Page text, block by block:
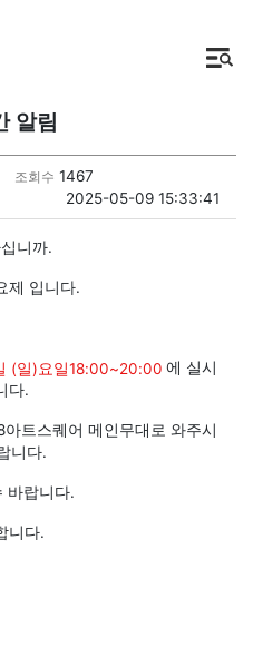
알림
조회수 1467
2025-05-09 15:33:41
니까.
제 입니다.
(일)요일18:00~20:00 에 실시
다.
트스퀘어 메인무대로 와주시
니다.
바랍니다.
니다.